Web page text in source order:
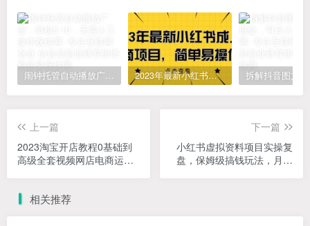
闹钟托管自动播放广告，单机5-10，无需人工操作 2023年最新小红书成人电商项目，简单易操作【详细教程】
上一篇
2023淘宝开店教程0基础到
高级全套视频网店电商运营
下一篇
小红书虚拟资料项目实操复
盘，保姆级搞钱玩法，月入
相关推荐